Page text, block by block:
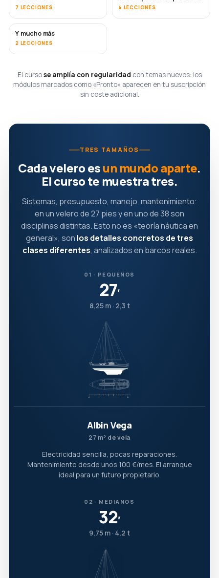
7 LECCIONES 4 LECCIONES
PRONTO
Y mucho más
2 LECCIONES
El cursose amplía con regularidad con temas nuevos: los
módulos marcados como «Pronto» aparecen en tu suscripción
sin coste adicional.
TRES TAMAÑOS
Cada velero esun mundo aparte.
El curso te muestra tres.
Sistemas, presupuesto, manejo, mantenimiento:
en un velero de 27 pies y en uno de 38 son
disciplinas distintas. Esto no es «teoría náutica en
general», son los detalles concretos de tres
clases diferentes, analizados en barcos reales.
01 · PEQUEÑOS
27′
8,25 m · 2,3 t
Albin Vega
27 m² de vela
Electricidad sencilla, pocas reparaciones.
Mantenimiento desde unos 100 €/mes. El arranque
ideal para un futuro propietario.
02 · MEDIANOS
32′
9,75 m · 4,2 t